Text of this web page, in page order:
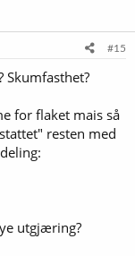
#15
Skumfasthet?
for flaket mais så
resten med
utgjæring?